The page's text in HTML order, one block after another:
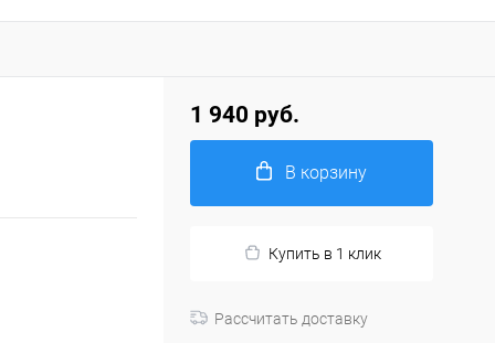
1 940 руб.
В корзину
Купить в 1 клик
Рассчитать доставку